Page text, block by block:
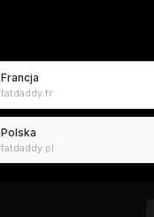
Francja
fatdaddy.fr
Polska
fatdaddy.pl